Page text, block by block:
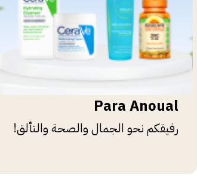
Para Anoual
رفيقكم نحو الجمال والصحة والتألق!